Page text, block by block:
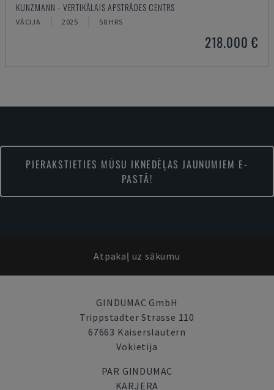
KUNZMANN - VERTIKĀLAIS APSTRĀDES CENTRS
VĀCIJA 2025 58 HRS
218.000 €
PIERAKSTIETIES MŪSU IKNEDĒĻAS JAUNUMIEM E-
PASTĀ!
Atpakaļ uz sākumu
GINDUMAC GmbH
Trippstadter Strasse 110
67663 Kaiserslautern
Vokietija
PAR GINDUMAC
KARJERA